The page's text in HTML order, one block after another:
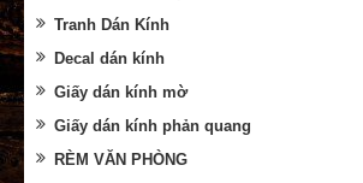
Tranh Dán Kính
Decal dán kính
Giấy dán kính mờ
Giấy dán kính phản quang
RÈM VĂN PHÒNG